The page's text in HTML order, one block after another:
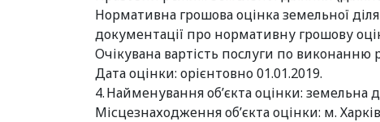
Нормативна грошова оцінка земельної
документації про нормативну грошову
Очікувана вартість послуги по виконанню
Дата оцінки: орієнтовно 01.01.2019.
4. Найменування об’єкта оцінки: земельна
Місцезнаходження об’єкта оцінки: м.